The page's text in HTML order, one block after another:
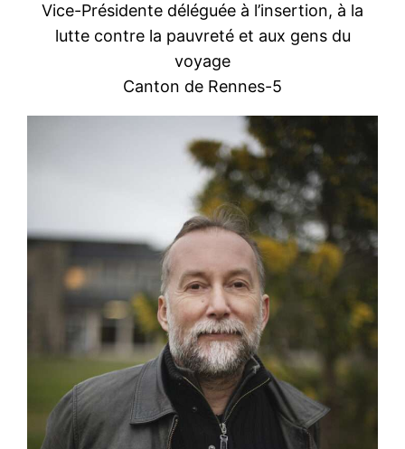
Vice-Présidente déléguée à l’insertion, à la
lutte contre la pauvreté et aux gens du
voyage
Canton de Rennes-5